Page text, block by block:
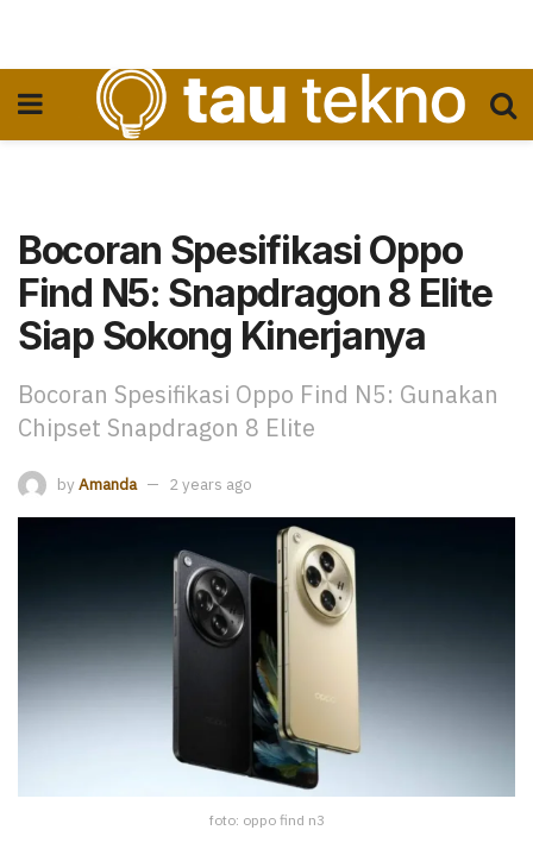
Bocoran Spesifikasi Oppo
Find N5: Snapdragon 8 Elite
Siap Sokong Kinerjanya
Bocoran Spesifikasi Oppo Find N5: Gunakan
Chipset Snapdragon 8 Elite
by Amanda 2 years ago
foto: oppo find n3